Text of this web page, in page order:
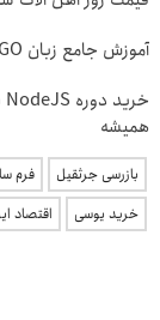
آموزش جامع زبان GO با ۵۰٪ تخفیف سبزلرن | از دستش نده
همیشه
بازرسی جرثقیل فرم
خرید یوسی
اقتصاد